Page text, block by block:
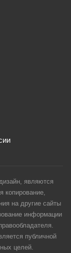
являются
копирование,
на другие сайты
информации
публичной
целей.